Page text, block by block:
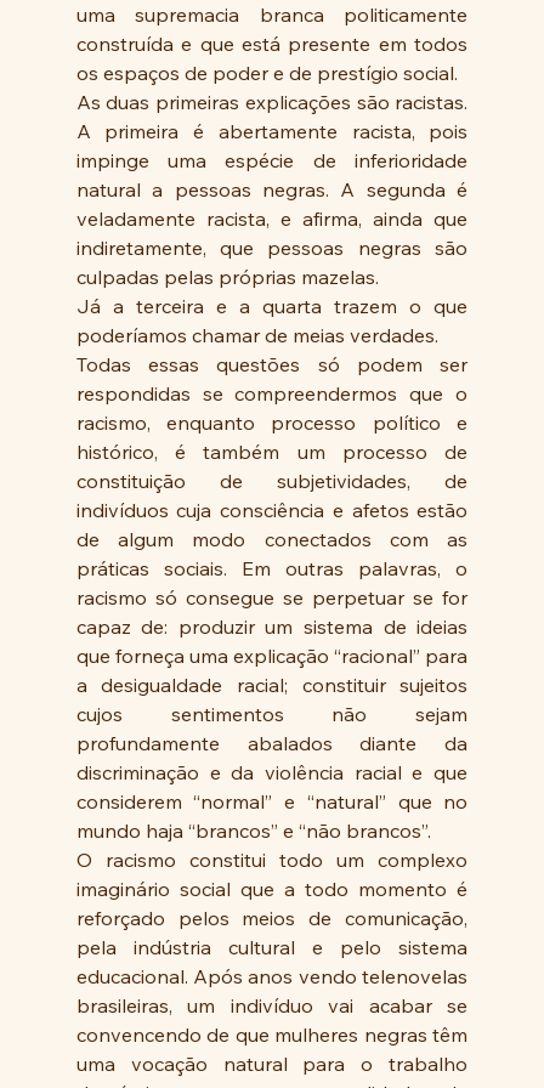
uma supremacia branca politicamente
construída e que está presente em todos
os espaços de poder e de prestígio social.
As duas primeiras explicações são racistas.
A primeira é abertamente racista, pois
impinge uma espécie de inferioridade
natural a pessoas negras. A segunda é
veladamente racista, e afirma, ainda que
indiretamente, que pessoas negras são
culpadas pelas próprias mazelas.
Já a terceira e a quarta trazem o que
poderíamos chamar de meias verdades.
Todas essas questões só podem ser
respondidas se compreendermos que o
racismo, enquanto processo político e
histórico, é também um processo de
constituição de subjetividades, de
indivíduos cuja consciência e afetos estão
de algum modo conectados com as
práticas sociais. Em outras palavras, o
racismo só consegue se perpetuar se for
capaz de: produzir um sistema de ideias
que forneça uma explicação “racional” para
a desigualdade racial; constituir sujeitos
cujos sentimentos não sejam
profundamente abalados diante da
discriminação e da violência racial e que
considerem “normal” e “natural” que no
mundo haja “brancos” e “não brancos”.
O racismo constitui todo um complexo
imaginário social que a todo momento é
reforçado pelos meios de comunicação,
pela indústria cultural e pelo sistema
educacional. Após anos vendo telenovelas
brasileiras, um indivíduo vai acabar se
convencendo de que mulheres negras têm
uma vocação natural para o trabalho